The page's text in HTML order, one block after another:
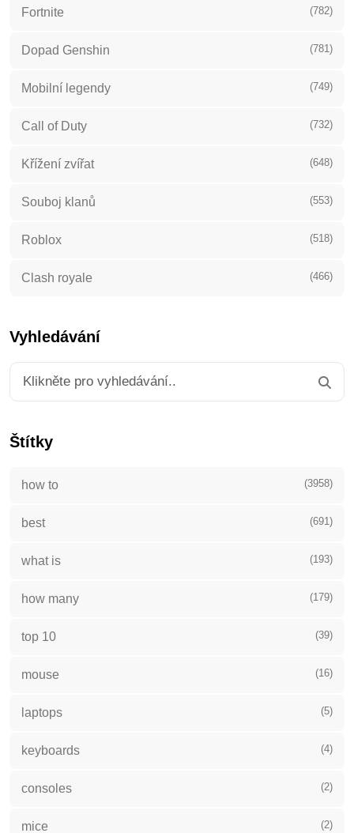
Fortnite (782)
Dopad Genshin (781)
Mobilní legendy (749)
Call of Duty (732)
Křížení zvířat (648)
Souboj klanů (553)
Roblox (518)
Clash royale (466)
Vyhledávání
Štítky
how to (3958)
best (691)
what is (193)
how many (179)
top 10 (39)
mouse (16)
laptops (5)
keyboards (4)
consoles (2)
mice (2)